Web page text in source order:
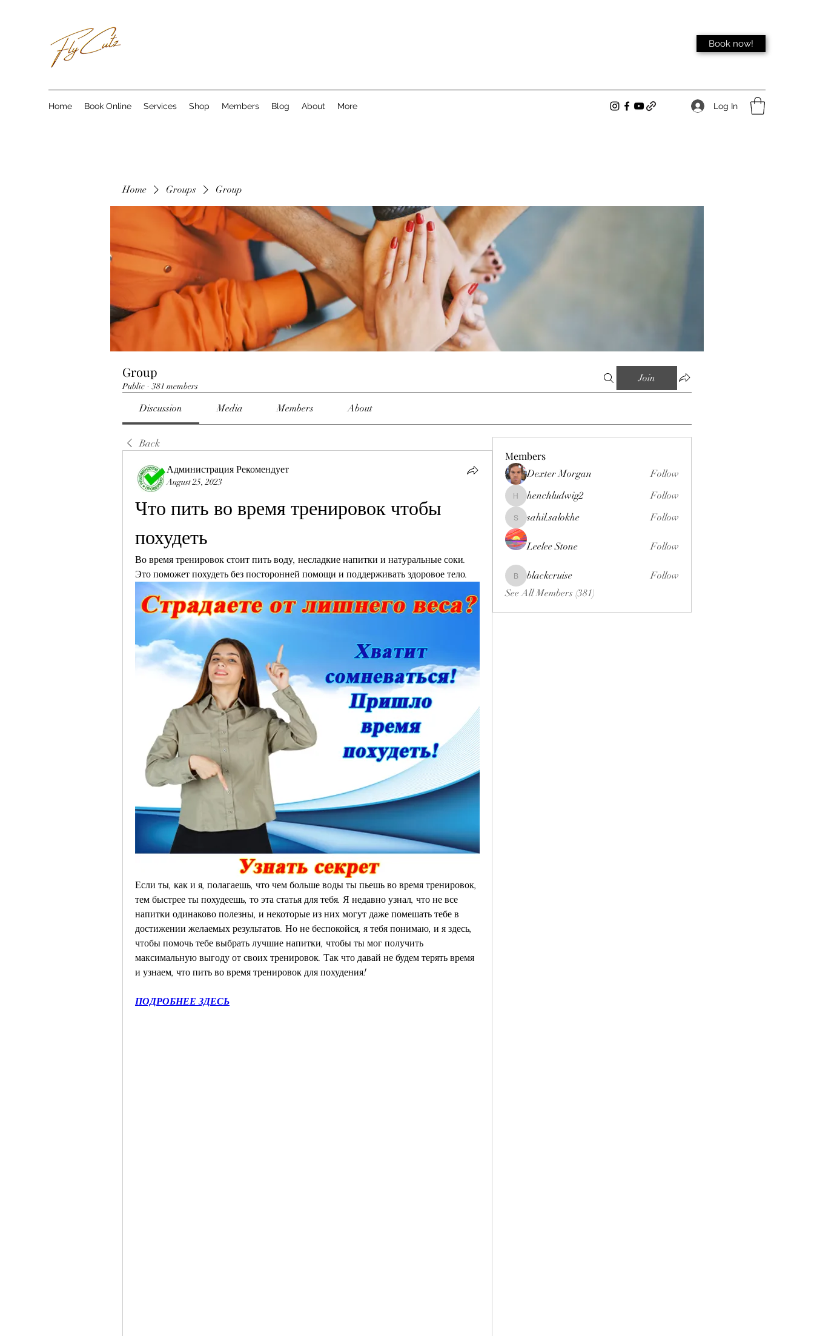
Book now!
Home Book Online Services Shop Members Blog About More Log In
Home Groups Group
Group
Public · 381 members
Join
Discussion Media Members About
Back
Администрация Рекомендует
August 25, 2023
Что пить во время тренировок чтобы
похудеть
Во время тренировок стоит пить воду, несладкие напитки и натуральные соки.
Это поможет похудеть без посторонней помощи и поддерживать здоровое тело.
Если ты, как и я, полагаешь, что чем больше воды ты пьешь во время тренировок,
тем быстрее ты похудеешь, то эта статья для тебя. Я недавно узнал, что не все
напитки одинаково полезны, и некоторые из них могут даже помешать тебе в
достижении желаемых результатов. Но не беспокойся, я тебя понимаю, и я здесь,
чтобы помочь тебе выбрать лучшие напитки, чтобы ты мог получить
максимальную выгоду от своих тренировок. Так что давай не будем терять время
и узнаем, что пить во время тренировок для похудения!
ПОДРОБНЕЕ ЗДЕСЬ
Members
Dexter Morgan Follow
henchludwig2
henchludwig2 Follow
sahil.salokhe
sahil.salokhe Follow
Leelee Stone Follow
blackcruise
blackcruise
Follow
See All Members (381)